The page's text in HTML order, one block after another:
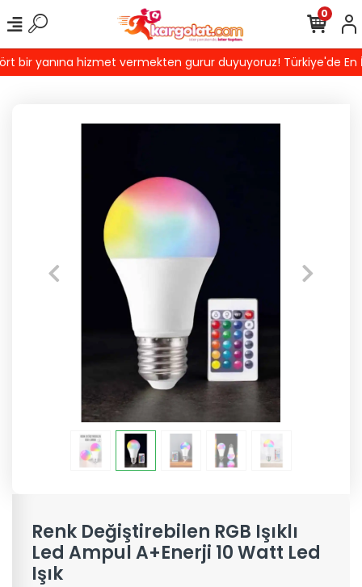
yanına hizmet vermekten gurur duyuyoruz! Türkiye'de En
0
Renk Değiştirebilen RGB Işıklı
Led Ampul A+Enerji 10 Watt Led
Işık